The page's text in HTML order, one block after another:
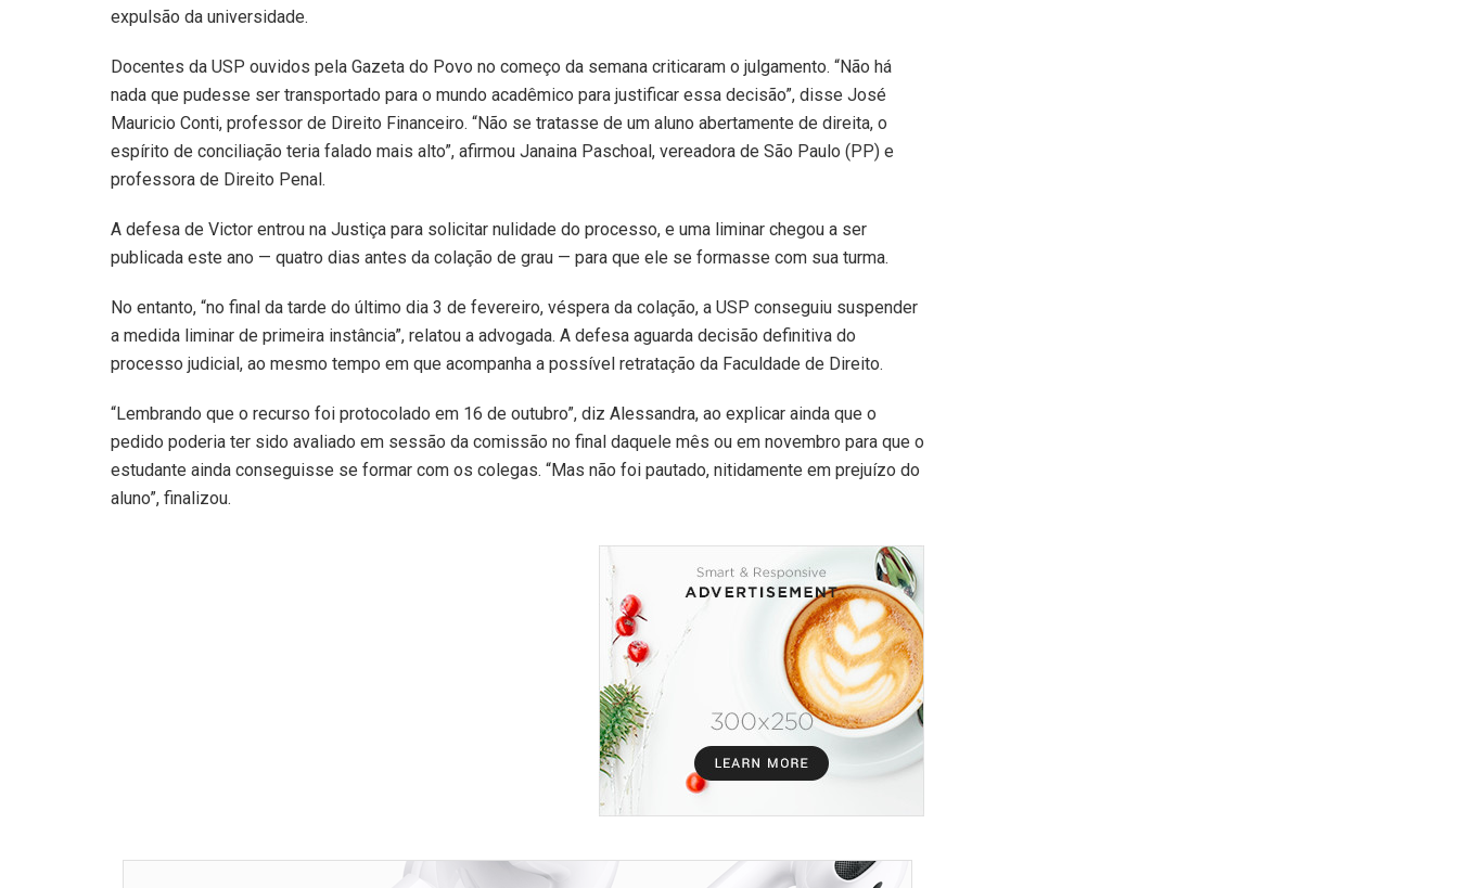
expulsão da universidade.
Docentes da USP ouvidos pela Gazeta do Povo no começo da semana criticaram o julgamento. “Não há
nada que pudesse ser transportado para o mundo acadêmico para justificar essa decisão”, disse José
Mauricio Conti, professor de Direito Financeiro. “Não se tratasse de um aluno abertamente de direita, o
espírito de conciliação teria falado mais alto”, afirmou Janaina Paschoal, vereadora de São Paulo (PP) e
professora de Direito Penal.
A defesa de Victor entrou na Justiça para solicitar nulidade do processo, e uma liminar chegou a ser
publicada este ano — quatro dias antes da colação de grau — para que ele se formasse com sua turma.
No entanto, “no final da tarde do último dia 3 de fevereiro, véspera da colação, a USP conseguiu suspender
a medida liminar de primeira instância”, relatou a advogada. A defesa aguarda decisão definitiva do
processo judicial, ao mesmo tempo em que acompanha a possível retratação da Faculdade de Direito.
“Lembrando que o recurso foi protocolado em 16 de outubro”, diz Alessandra, ao explicar ainda que o
pedido poderia ter sido avaliado em sessão da comissão no final daquele mês ou em novembro para que o
estudante ainda conseguisse se formar com os colegas. “Mas não foi pautado, nitidamente em prejuízo do
aluno”, finalizou.